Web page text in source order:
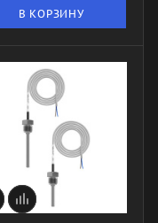
В КОРЗИНУ